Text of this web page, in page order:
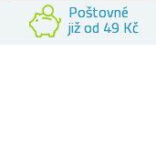
Poštovné
již od 49 Kč